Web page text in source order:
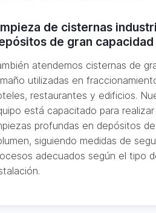
de cisternas
de gran capacidad
atendemos cisternas de
utilizadas en
restaurantes y edificios.
está capacitado para realizar
profundas en depósitos
siguiendo medidas de
adecuados según el tipo